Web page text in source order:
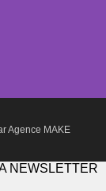
Agence MAKE
NEWSLETTER